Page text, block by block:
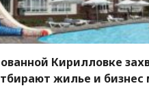
Кирилловке
жилье и бизнес